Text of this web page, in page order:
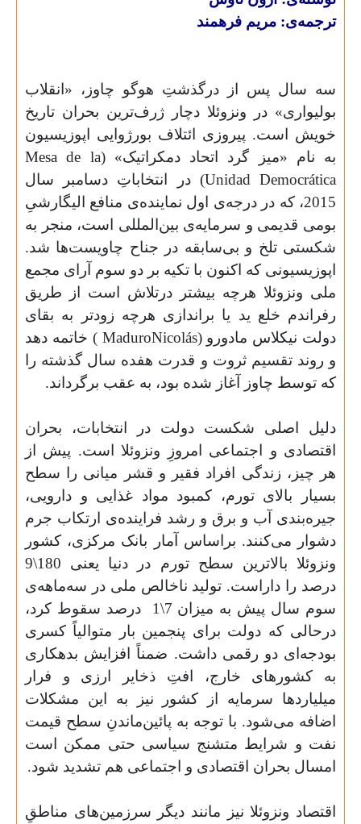
ترجمه‌ی: مریم فرهمند
سه سال پس از درگذشتِ هوگو چاوز، «انقلاب
بولیواری» در ونزوئلا دچار ژرف‌ترین بحران تاریخ
خویش است. پیروزی ائتلاف بورژوایی اپوزیسیون
به نام «میز گرد اتحاد دمکراتیک» (Mesa de la
Unidad
Democrática
) در انتخاباتِ دسامبر سال
2015، که در درجه‌ی اول نماینده‌ی منافع الیگارشیِ
بومی قدیمی و سرمایه‌ی بین‌المللی است، منجر به
شکستی تلخ و بی‌سابقه‌ در جناح چاویست‌ها شد.
اپوزیسیونی که اکنون با تکیه بر دو سوم آرای مجمع
ملی ونزوئلا هرچه بیشتر درتلاش است از طریق
رفراندم خلع ید یا براندازی هرچه زودتر به بقای
دولت نیکلاس مادورو (Nicolás
Maduro ) خاتمه دهد
و روند تقسیم ثروت و قدرت هفده سال گذشته را
که توسط چاوز آغاز شده ‌بود، به عقب برگرداند.
دلیل اصلی شکست دولت در انتخابات، بحران
اقتصادی و اجتماعی امروزِ ونزوئلا است. پیش از
هر چیز، زندگی افراد فقیر و قشر میانی را سطح
بسیار بالای تورم، کمبود مواد غذایی و دارویی،
جیره‌بندی آب و برق و رشد فراینده‌ی ارتکاب جرم
دشوار می‌کنند. براساس آمار بانک مرکزی، کشور
ونزوئلا بالاترین سطح تورم در دنیا یعنی 180
\
9
درصد را داراست. تولید ناخالص ملی در سه‌ماهه‌ی
سوم سال پیش به میزان 7
\
1
درصد سقوط کرد،
درحالی که دولت برای پنجمین بار متوالیاً کسری
بودجه‌‌ای دو رقمی داشت. ضمناً افزایش بدهکاری
به کشورهای خارج، افتِ ذخایر ارزی و فرار
میلیاردها سرمایه از کشور نیز به این مشکلات
اضافه می‌شود. با توجه به پائین‌ماندنِ سطح قیمت
نفت و شرایط متشنج سیاسی حتی ممکن است
امسال بحران اقتصادی و اجتماعی هم تشدید شود.
اقتصاد ونزوئلا نیز مانند دیگر سرزمین‌های مناطقِ